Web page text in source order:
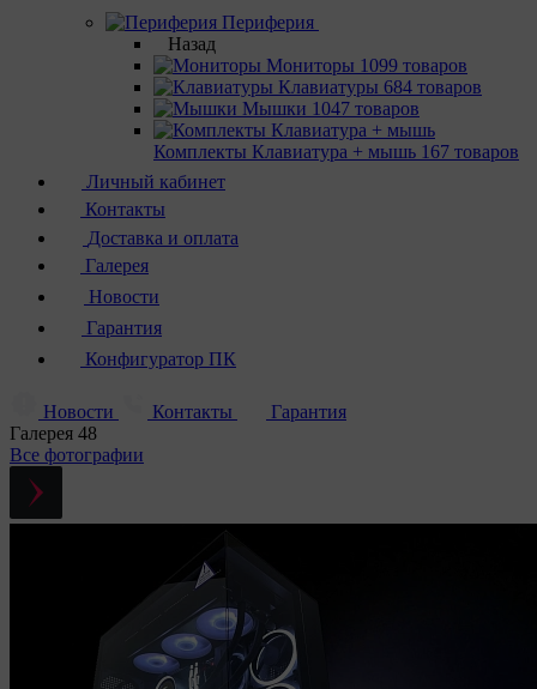
Периферия
Назад
Мониторы 1099 товаров
Клавиатуры 684 товаров
Мышки 1047 товаров
Комплекты Клавиатура + мышь 167 товаров
Личный кабинет
Контакты
Доставка и оплата
Галерея
Новости
Гарантия
Конфигуратор ПК
Новости Контакты
Гарантия
Галерея 48
Все фотографии